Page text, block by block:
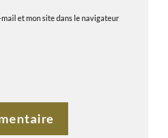
et mon site dans le navigateur